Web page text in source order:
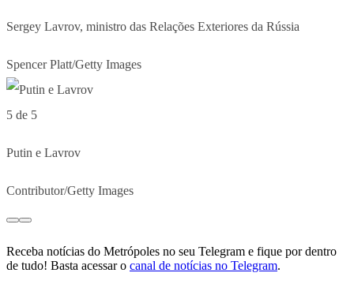
Sergey Lavrov, ministro das Relações Exteriores da Rússia
Spencer Platt/Getty Images
5 de 5
Putin e Lavrov
Contributor/Getty Images
Receba notícias do Metrópoles no seu Telegram e fique por dentro
de tudo! Basta acessar o canal de notícias no Telegram.